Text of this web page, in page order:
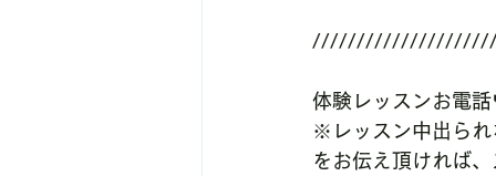
体験レッスンお電
※レッスン中出られ
をお伝え頂ければ